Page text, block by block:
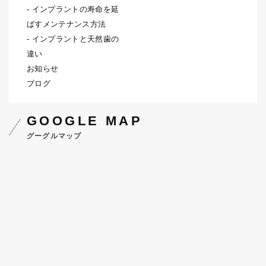
インプラントの寿命を延
ばすメンテナンス方法
インプラントと天然歯の
違い
お知らせ
ブログ
GOOGLE MAP
グーグルマップ